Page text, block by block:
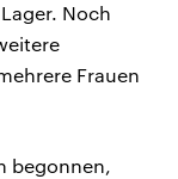
Noch
Frauen
begonnen,